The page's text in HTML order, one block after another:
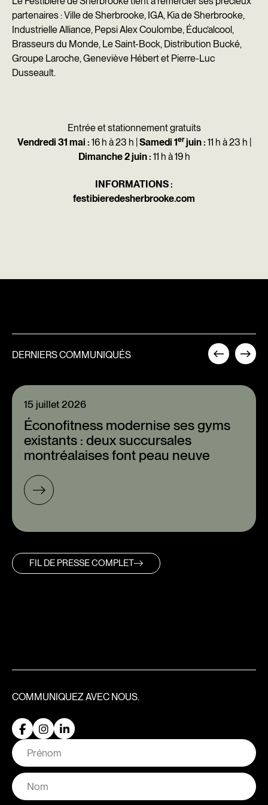
partenaires : Ville de Sherbrooke, IGA, Kia de Sherbrooke,
Industrielle Alliance, Pepsi Alex Coulombe, Éduc’alcool,
Brasseurs du Monde, Le Saint-Bock, Distribution Bucké,
Groupe Laroche, Geneviève Hébert et Pierre-Luc
Dusseault.
Entrée et stationnement gratuits
Vendredi 31 mai : 16 h à 23 h | Samedi 1erjuin : 11 h à 23 h |
Dimanche 2 juin : 11 h à 19 h
INFORMATIONS :
festibieredesherbrooke.com
DERNIERS COMMUNIQUÉS
Éconofitness modernise ses gyms
existants : deux succursales
montréalaises font peau neuve
15 juillet 2026
FIL DE PRESSE COMPLET
COMMUNIQUEZAVEC NOUS.
Nom
Prénom